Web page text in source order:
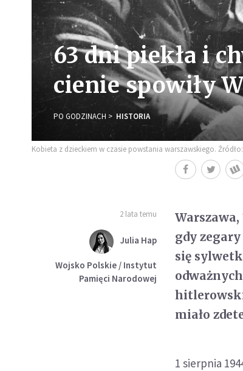
63 dni piekła i
cienie spowiły
PO GODZINACH HISTORIA
Kobieta z dzieckiem w czasie powstania warszawskiego.
2 lata temu
Julia Hap
Wojsko Polskie / Instytut
Pamięci Narodowej
gdy
się
miało
1 sierpnia